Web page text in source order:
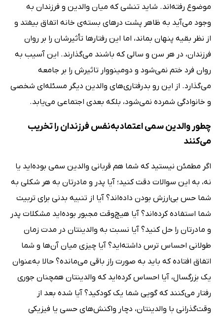
موضوع رفته‌اند. شاید تنشی که میان والدین و فرزندان به
وجود می‌آید به ظاهر پشت درهای بسته‌ی خانه اتفاق بیفتد و
از نظر بقیه پنهان بماند، اما این رفتارها تأثیرشان را بر روان
فرزندان، در هر سن و سالی که باشند می‌گذارند. این آسیب به
روان فرد ختم نمی‌شود و دومینووار تاثیرش را بر جامعه
می‌گذارد. از این رو بدرفتاری‌های والدین دیگر مسئله‌ای شخصی
و خانوادگی شمرده نمی‌شود، بلکه بعدی اجتماعی می‌یابد.
چطور والدین سمی اعتمادبه‌نفس فرزندان را تخریب
می‌کنند
اگر مطمئن نیستید که شما هم قربانی والدین سمی بوده‌اید یا
نه، به این سوالات دقت کنید؛ آیا پدر و مادرتان به هر شکلی به
شما حس بی‌ارزش بودن داده‌اند؟ آیا از تنبیه بدنی برای تربیت
شما استفاده کرده‌اند؟ آیا هیچ‌وقت مجبور بوده‌اید مشکلات پدر
و مادرتان را حل کنید؟ آیا نسبت به والدینتان در مدت زمان
طولانی احساس ترس داشته‌اید؟ آیا چیزی میان آن‌ها و شما
اتفاق افتاده که باید به صورت راز باقی می‌مانده؟ حالا به‌عنوان
یک بزرگسال، آیا احساس کرده‌اید که والدینتان همچنان جوری
رفتار می‌کنند که گویی شما یک کودکید؟ آیا شده بعد از
وقت‌گذرانی با والدینتان، دچار واکنش‌های حسی یا فیزیکی